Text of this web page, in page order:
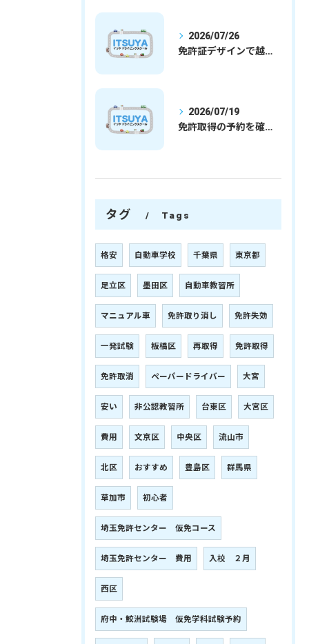
2026/07/26
免許証デザインで越谷市愛を表現する埼玉県さいたま市越谷市の免許取得完全ガイド
2026/07/19
免許取得の予約を確実に取るための最新ガイドと一発試験合格の実践法
タグ Tags
格安 自動車学校 千葉県 東京都
足立区 墨田区 自動車教習所
マニュアル車 免許取り消し 免許失効
一発試験 板橋区 再取得 免許取得
免許取消 ペーパードライバー 大宮
安い 非公認教習所 台東区 大宮区
費用 文京区 中央区 流山市
北区 おすすめ 豊島区 群馬県
草加市 初心者
埼玉免許センター 仮免コース
埼玉免許センター 費用 入校 ２月
西区
府中・鮫洲試験場 仮免学科試験予約